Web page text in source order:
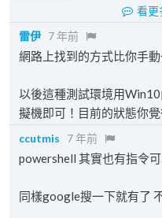
看更
雷伊 7 年前
網路上找到的方式比你手
以後這種測試環境用
擬機即可！目前的狀態你
ccutmis 7 年前
powershell 其實也有指令
同樣google搜一下就有了